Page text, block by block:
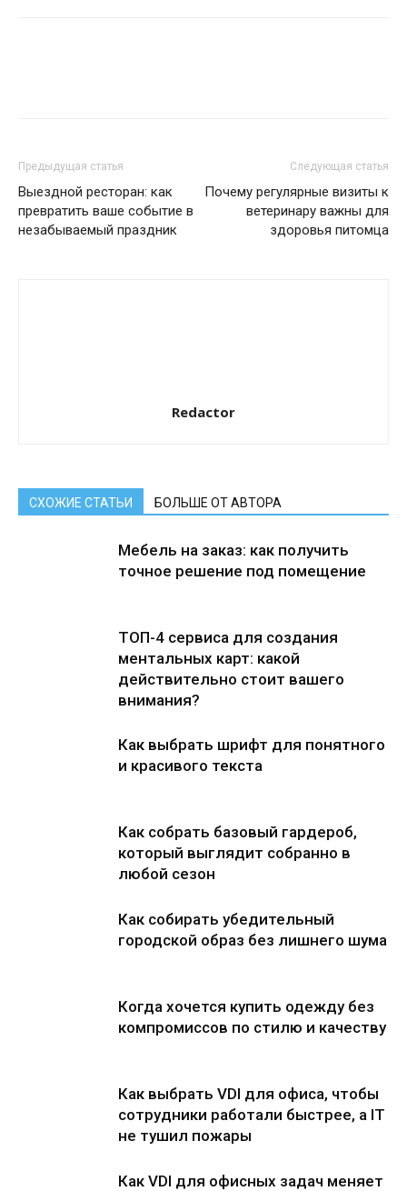
Предыдущая статья
Выездной ресторан: как
превратить ваше событие в
незабываемый праздник
Следующая статья
Почему регулярные визиты к
ветеринару важны для
здоровья питомца
Redactor
СХОЖИЕ СТАТЬИ БОЛЬШЕ ОТ АВТОРА
Мебель на заказ: как получить
точное решение под помещение
ТОП-4 сервиса для создания
ментальных карт: какой
действительно стоит вашего
внимания?
Как выбрать шрифт для понятного
и красивого текста
Как собрать базовый гардероб,
который выглядит собранно в
любой сезон
Как собирать убедительный
городской образ без лишнего шума
Когда хочется купить одежду без
компромиссов по стилю и качеству
Как выбрать VDI для офиса, чтобы
сотрудники работали быстрее, а IT
не тушил пожары
Как VDI для офисных задач меняет